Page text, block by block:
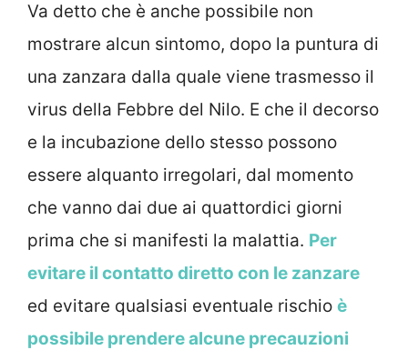
Va detto che è anche possibile non
mostrare alcun sintomo, dopo la puntura di
una zanzara dalla quale viene trasmesso il
virus della Febbre del Nilo. E che il decorso
e la incubazione dello stesso possono
essere alquanto irregolari, dal momento
che vanno dai due ai quattordici giorni
prima che si manifesti la malattia. Per
evitare il contatto diretto con le zanzare
ed evitare qualsiasi eventuale rischio è
possibile prendere alcune precauzioni